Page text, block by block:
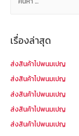
ห
รั
เรื่องล่าสุด
ส่งสินค้าไปพนมเปญ
ส่งสินค้าไปพนมเปญ
ส่งสินค้าไปพนมเปญ
ส่งสินค้าไปพนมเปญ
ส่งสินค้าไปพนมเปญ